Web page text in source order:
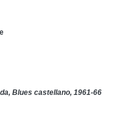
Blues castellano, 1961-66